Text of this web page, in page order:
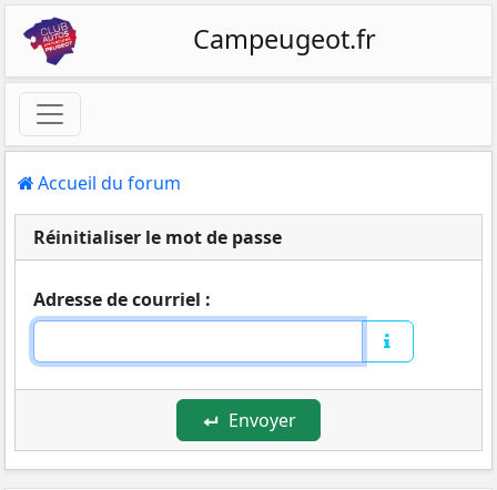
Campeugeot.fr
Accueil du forum
Réinitialiser le mot de passe
Adresse de courriel :
Envoyer